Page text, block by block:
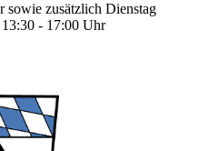
sowie zusätzlich Dienstag
- 17:00 Uhr